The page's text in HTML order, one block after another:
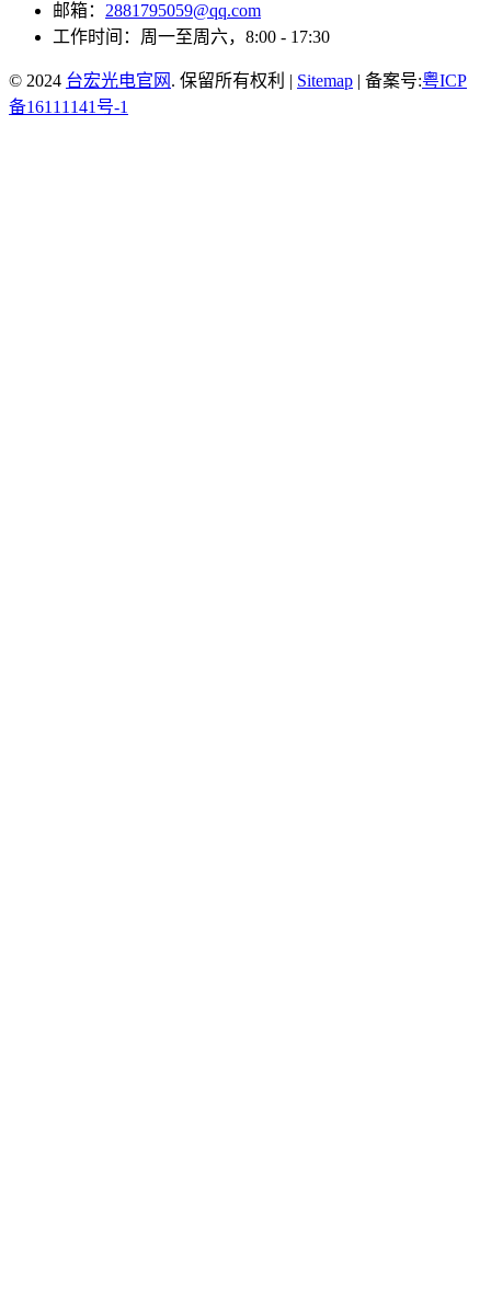
邮箱： 2881795059@qq.com
工作时间：周一至周六，8:00 - 17:30
© 2024 台宏光电官网 . 保留所有权利 | Sitemap | 备案号:粤ICP
备16111141号-1